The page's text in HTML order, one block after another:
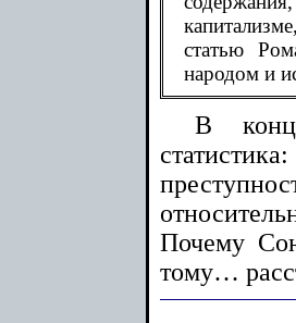
статью
народом и
В
Почему
тому…